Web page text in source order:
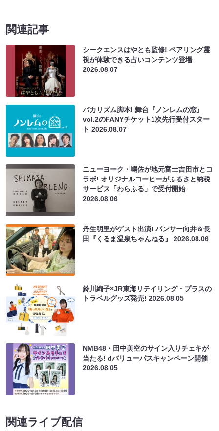
関連記事
シークエンスはやとも監修! ペアリング霊
視が体験できる占いコンテンツ登場
2026.08.07
バカリズム脚本! 舞台『ノンレムの窓』
vol.2のFANYチケット1次先行受付スター
ト2026.08.07
ニューヨーク・嶋佐が地元富士吉田市とコ
ラボ! オリジナルコーヒーがふるさと納税
サービス「わらふる」で受付開始
2026.08.06
丹生明里がゲスト出演! パンサー向井＆長
田『くるま温泉ちゃんねる』2026.08.06
鈴川絢子×JR東海リテイリング・プラスの
トラベルグッズ発売!2026.08.05
NMB48・田中美空のサイン入りチェキが
当たる! dバリューパスキャンペーン開催
2026.08.05
関連ライブ配信